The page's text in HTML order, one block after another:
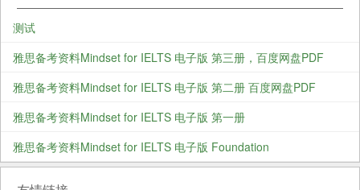
测试
雅思备考资料Mindset for IELTS 电子版 第三册，百度网盘PDF
雅思备考资料Mindset for IELTS 电子版 第二册 百度网盘PDF
雅思备考资料Mindset for IELTS 电子版 第一册
雅思备考资料Mindset for IELTS 电子版 Foundation